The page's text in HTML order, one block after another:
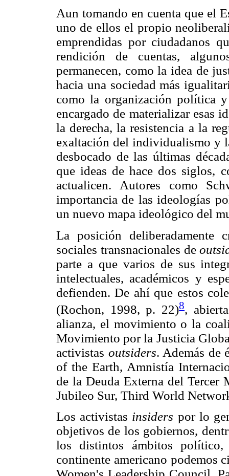
Aun tomando en cuenta que el
uno de ellos el propio
emprendidas por ciudadanos
rendición de cuentas,
permanecen, como la idea de
hacia una sociedad más
como la organización política
encargado de materializar esas
la derecha, la resistencia a la
exaltación del individualismo y
desbocado de las últimas
que ideas de hace dos siglos,
actualicen. Autores como
importancia de las ideologías
un nuevo mapa ideológico del
La posición deliberadamente
sociales transnacionales de
parte a que varios de sus
intelectuales, académicos y
defienden. De ahí que estos
(Rochon, 1998, p. 22)8,
alianza, el movimiento o la
Movimiento por la Justicia
activistas outsiders. Además de
of the Earth, Amnistía
de la Deuda Externa del
Jubileo Sur, Third World
Los activistas insiders por lo
objetivos de los gobiernos,
los distintos ámbitos
continente americano podemos